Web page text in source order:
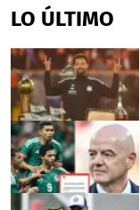
of
5
27
seconds
LO ÚLTIMO